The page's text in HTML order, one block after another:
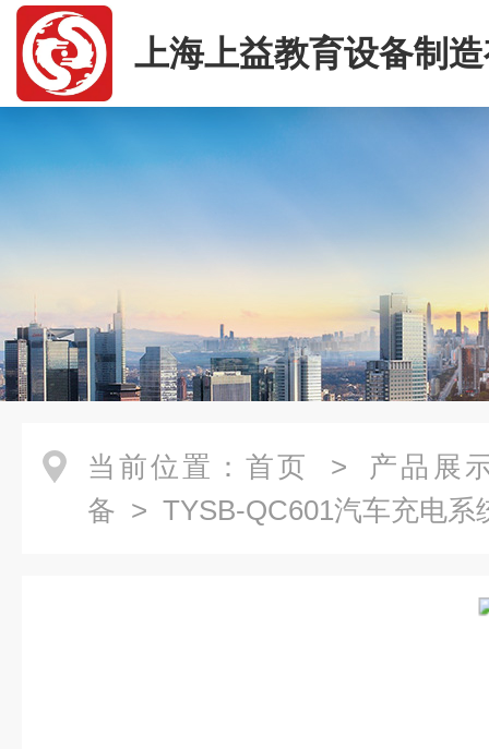
上海上益教育设备制
司
当前位置： 首页 > 产品展
备 > TYSB-QC601汽车充电系